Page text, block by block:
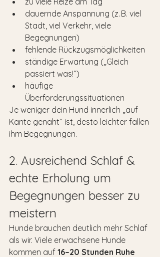
dauernde Anspannung (z. B. viel
Stadt, viel Verkehr, viele
Begegnungen)
fehlende Rückzugsmöglichkeiten
ständige Erwartung („Gleich
passiert was!“)
häufige
Überforderungssituationen
Je weniger dein Hund innerlich „auf
Kante genäht“ ist, desto leichter fallen
ihm Begegnungen.
2. Ausreichend Schlaf &
echte Erholung um
Begegnungen besser zu
meistern
Hunde brauchen deutlich mehr Schlaf
als wir. Viele erwachsene Hunde
kommen auf 16–20 Stunden Ruhe